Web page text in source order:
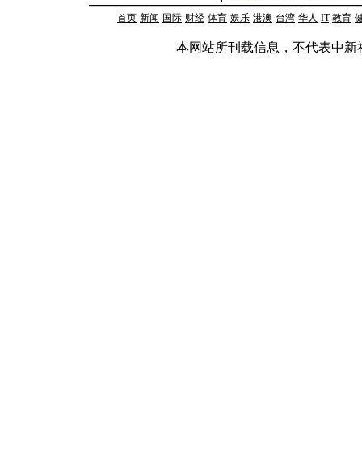
首页-新闻-国际-财经-体育-娱乐-港澳-台湾-华人-IT-教育-
本网站所刊载信息，不代表中